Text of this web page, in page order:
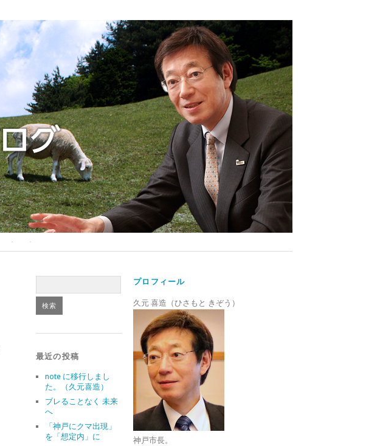
最近の投稿
note に移行しまし
た。（久元喜造）
ブレることなく 未来
へ
「神戸にクマ出現」
を「想定内」に
プロフィール
久元 喜造（ひさもと きぞう）
神戸市長。